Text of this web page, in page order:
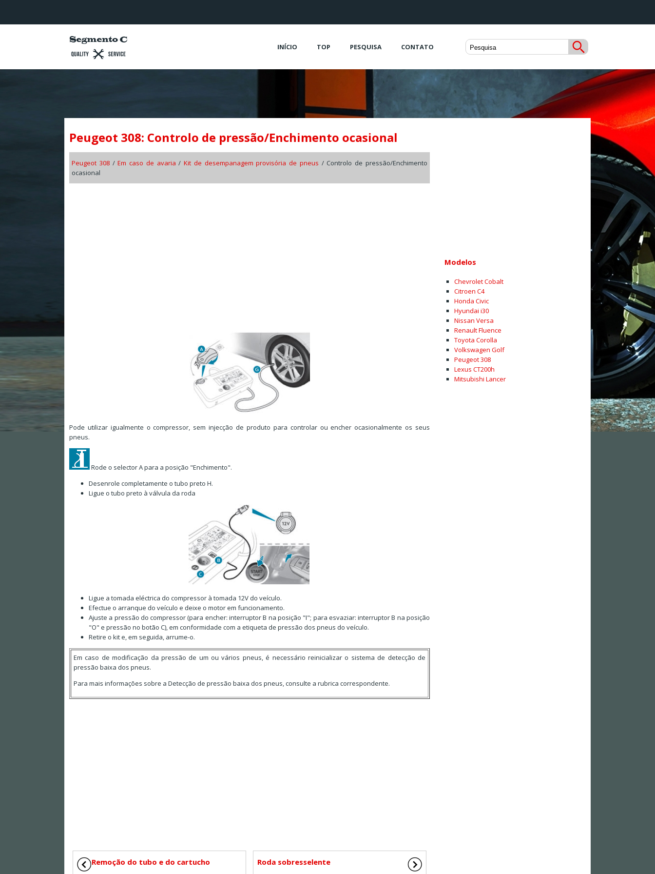
INÍCIO TOP PESQUISA CONTATO
Peugeot 308: Controlo de pressão/Enchimento ocasional
Peugeot 308/Em caso de avaria /Kit de desempanagem provisória de pneus / Controlo de pressão/Enchimento
ocasional
Pode utilizar igualmente o compressor, sem injecção de produto para controlar ou encher ocasionalmente os seus
pneus.
Rode o selector A para a posição "Enchimento".
Desenrole completamente o tubo preto H.
Ligue o tubo preto à válvula da roda
Ligue a tomada eléctrica do compressor à tomada 12V do veículo.
Efectue o arranque do veículo e deixe o motor em funcionamento.
Ajuste a pressão do compressor (para encher: interruptor B na posição "I"; para esvaziar: interruptor B na posição
"O" e pressão no botão C), em conformidade com a etiqueta de pressão dos pneus do veículo.
Retire o kit e, em seguida, arrume-o.
Em caso de modificação da pressão de um ou vários pneus, é necessário reinicializar o sistema de detecção de
pressão baixa dos pneus.
Para mais informações sobre a Detecção de pressão baixa dos pneus, consulte a rubrica correspondente.
Remoção do tubo e do cartucho Roda sobresselente
Modelos
Chevrolet Cobalt
Citroen C4
Honda Civic
Hyundai i30
Nissan Versa
Renault Fluence
Toyota Corolla
Volkswagen Golf
Peugeot 308
Lexus CT200h
Mitsubishi Lancer